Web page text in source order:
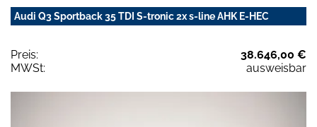
Audi Q3 Sportback 35 TDI S-tronic 2x s-line AHK E-HEC
Preis:
38.646,00 €
MWSt:
ausweisbar